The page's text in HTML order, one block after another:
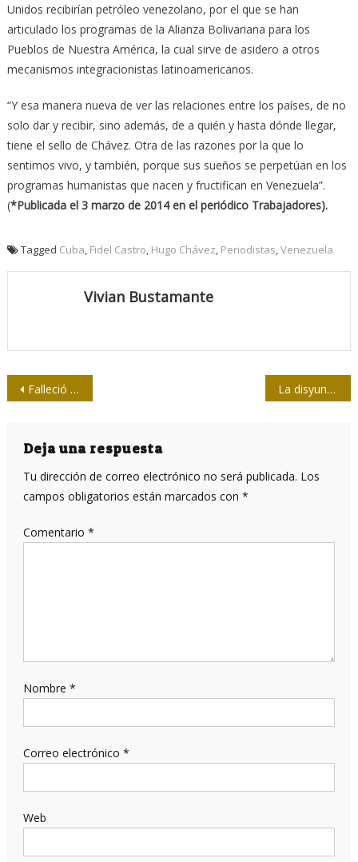
Unidos recibirían petróleo venezolano, por el que se han
articulado los programas de la Alianza Bolivariana para los
Pueblos de Nuestra América, la cual sirve de asidero a otros
mecanismos integracionistas latinoamericanos.
“Y esa manera nueva de ver las relaciones entre los países, de no
solo dar y recibir, sino además, de a quién y hasta dónde llegar,
tiene el sello de Chávez. Otra de las razones por la que lo
sentimos vivo, y también, porque sus sueños se perpetúan en los
programas humanistas que nacen y fructifican en Venezuela”.
(*Publicada el 3 marzo de 2014 en el periódico Trabajadores).
Tagged Cuba, Fidel Castro, Hugo Chávez, Periodistas,Venezuela
Vivian Bustamante
Navegación
entradas
Falleció el gran Julio Batista La disyuntiva de “PATRIA O MUERTE”
Deja una respuesta
Tu dirección de correo electrónico no será publicada. Los
campos obligatorios están marcados con *
Comentario *
Nombre *
Correo electrónico *
Web